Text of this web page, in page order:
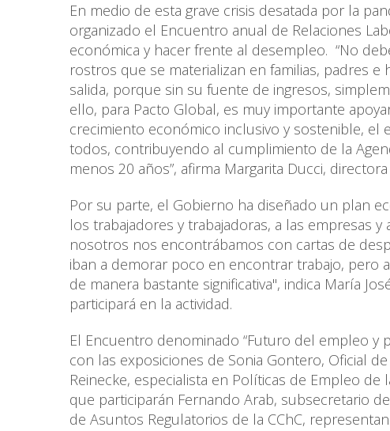
En medio de esta grave crisis desatada por la
organizado el Encuentro anual de Relaciones
económica y hacer frente al desempleo. “No
rostros que se materializan en familias, padres
salida, porque sin su fuente de ingresos,
ello, para Pacto Global, es muy importante
crecimiento económico inclusivo y sostenible,
todos, contribuyendo al cumplimiento de la
menos 20 años”, afirma Margarita Ducci,
Por su parte, el Gobierno ha diseñado un plan
los trabajadores y trabajadoras, a las empresas
nosotros nos encontrábamos con cartas de
iban a demorar poco en encontrar trabajo, pero
de manera bastante significativa", indica María
participará en la actividad.
El Encuentro denominado “Futuro del empleo y
con las exposiciones de Sonia Gontero, Oficial
Reinecke, especialista en Políticas de Empleo
que participarán Fernando Arab, subsecretario
de Asuntos Regulatorios de la CChC,